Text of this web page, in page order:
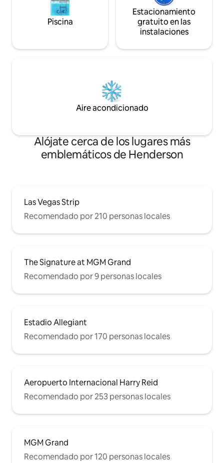
Piscina
Estacionamiento
gratuito en las
instalaciones
Aire acondicionado
Alójate cerca de los lugares más
emblemáticos de Henderson
Las Vegas Strip
Recomendado por 210 personas locales
The Signature at MGM Grand
Recomendado por 9 personas locales
Estadio Allegiant
Recomendado por 170 personas locales
Aeropuerto Internacional Harry Reid
Recomendado por 253 personas locales
MGM Grand
Recomendado por 120 personas locales